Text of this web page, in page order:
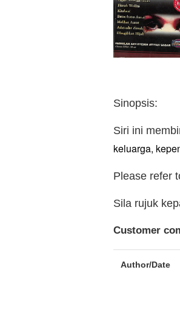
Sinopsis:
Siri ini
keluarga,
Please refer
Sila rujuk
Customer
Author/Date